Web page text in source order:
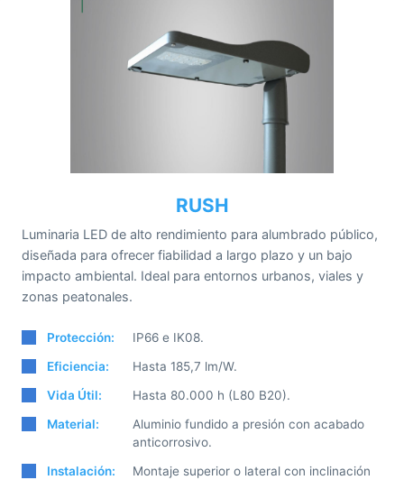
RUSH
Luminaria LED de alto rendimiento para alumbrado público,
diseñada para ofrecer fiabilidad a largo plazo y un bajo
impacto ambiental. Ideal para entornos urbanos, viales y
zonas peatonales.
Protección:
IP66 e IK08.
Eficiencia:
Hasta 185,7 lm/W.
Vida Útil:
Hasta 80.000 h (L80 B20).
Material:
Aluminio fundido a presión con acabado
anticorrosivo.
Instalación:
Montaje superior o lateral con inclinación